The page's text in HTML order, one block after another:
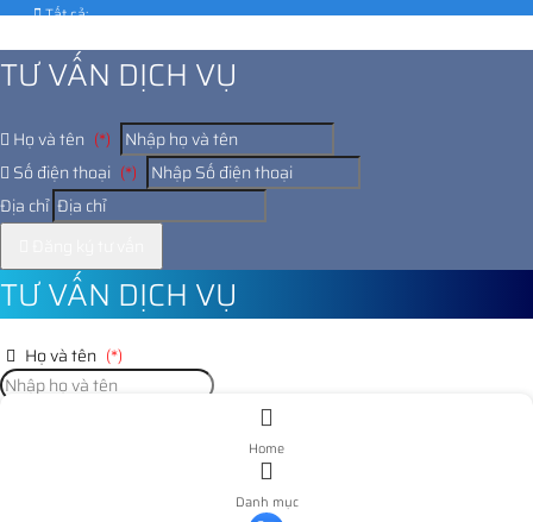
Tất cả:
TƯ VẤN DỊCH VỤ
Họ và tên (*)
Số điện thoại (*)
Địa chỉ
TƯ VẤN DỊCH VỤ
Họ và tên (*)
Home
Danh mục